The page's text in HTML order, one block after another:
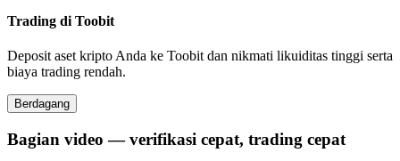
Trading di Toobit
Deposit aset kripto Anda ke Toobit dan nikmati likuiditas tinggi serta
biaya trading rendah.
Berdagang
Bagian video — verifikasi cepat, trading cepat